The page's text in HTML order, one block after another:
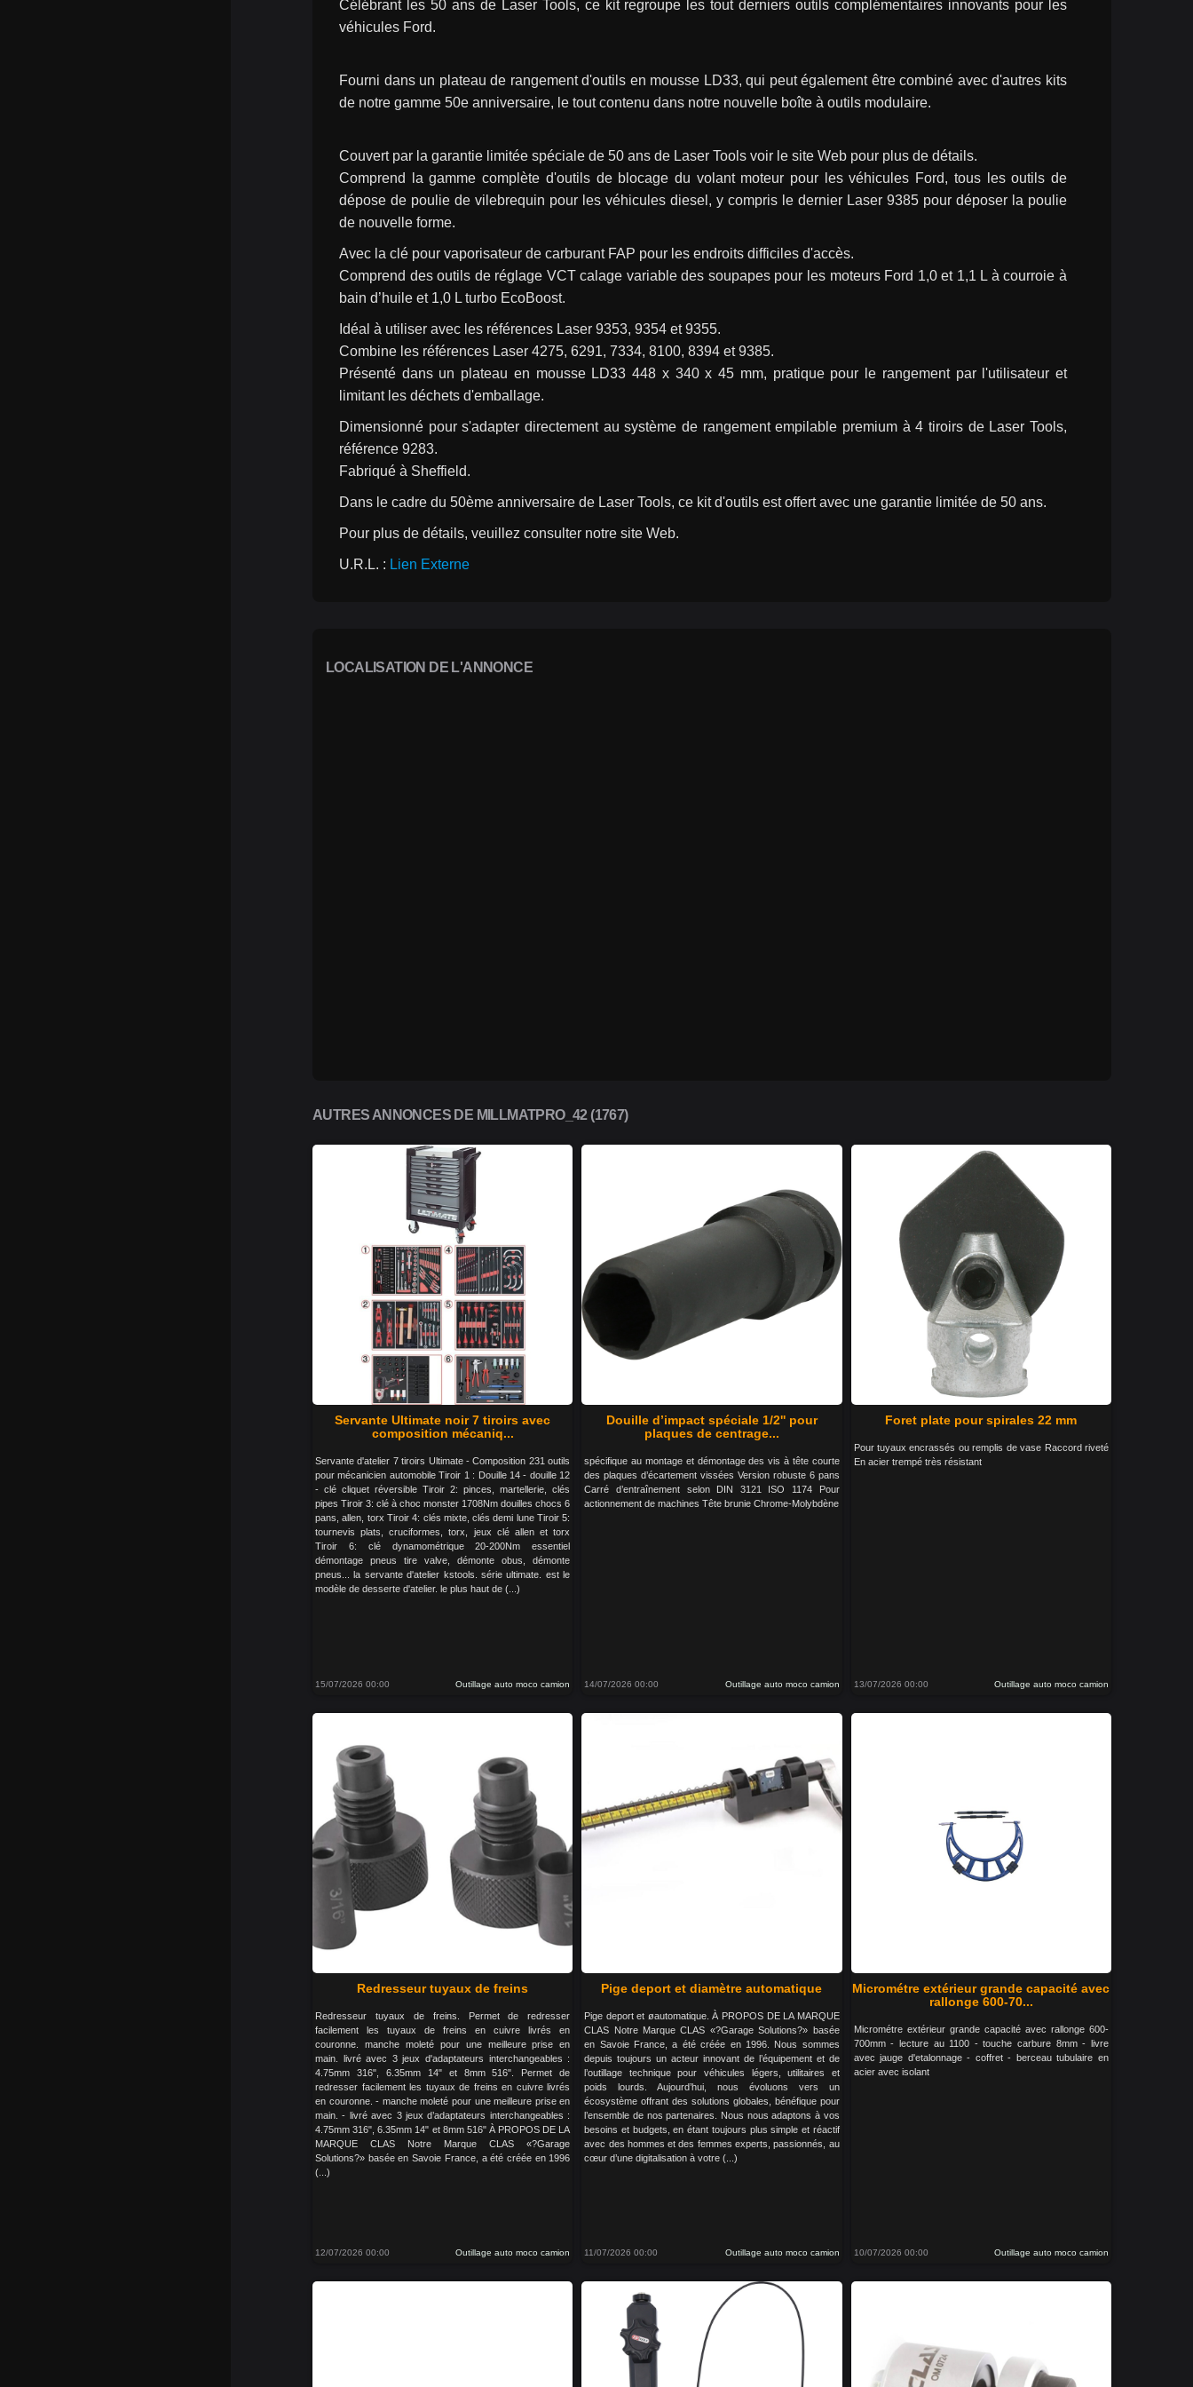
Célébrant les 50 ans de Laser Tools, ce kit regroupe les tout derniers outils complémentaires innovants pour les
véhicules Ford.
Fourni dans un plateau de rangement d'outils en mousse LD33, qui peut également être combiné avec d'autres kits
de notre gamme 50e anniversaire, le tout contenu dans notre nouvelle boîte à outils modulaire.
Couvert par la garantie limitée spéciale de 50 ans de Laser Tools voir le site Web pour plus de détails.
Comprend la gamme complète d'outils de blocage du volant moteur pour les véhicules Ford, tous les outils de
dépose de poulie de vilebrequin pour les véhicules diesel, y compris le dernier Laser 9385 pour déposer la poulie
de nouvelle forme.
Avec la clé pour vaporisateur de carburant FAP pour les endroits difficiles d'accès.
Comprend des outils de réglage VCT calage variable des soupapes pour les moteurs Ford 1,0 et 1,1 L à courroie à
bain d’huile et 1,0 L turbo EcoBoost.
Idéal à utiliser avec les références Laser 9353, 9354 et 9355.
Combine les références Laser 4275, 6291, 7334, 8100, 8394 et 9385.
Présenté dans un plateau en mousse LD33 448 x 340 x 45 mm, pratique pour le rangement par l'utilisateur et
limitant les déchets d'emballage.
Dimensionné pour s'adapter directement au système de rangement empilable premium à 4 tiroirs de Laser Tools,
référence 9283.
Fabriqué à Sheffield.
Dans le cadre du 50ème anniversaire de Laser Tools, ce kit d'outils est offert avec une garantie limitée de 50 ans.
Pour plus de détails, veuillez consulter notre site Web.
U.R.L. : Lien Externe
LOCALISATION DE L'ANNONCE
AUTRES ANNONCES DE MILLMATPRO_42 (1767)
Servante Ultimate noir 7 tiroirs avec
composition mécaniq...
Servante d'atelier 7 tiroirs Ultimate - Composition 231 outils
pour mécanicien automobile Tiroir 1 : Douille 14 - douille 12
- clé cliquet réversible Tiroir 2: pinces, martellerie, clés
pipes Tiroir 3: clé à choc monster 1708Nm douilles chocs 6
pans, allen, torx Tiroir 4: clés mixte, clés demi lune Tiroir 5:
tournevis plats, cruciformes, torx, jeux clé allen et torx
Tiroir 6: clé dynamométrique 20-200Nm essentiel
démontage pneus tire valve, démonte obus, démonte
pneus... la servante d'atelier kstools. série ultimate. est le
modèle de desserte d'atelier. le plus haut de (...)
15/07/2026 00:00 Outillage auto moco camion
Douille d’impact spéciale 1/2'' pour
plaques de centrage...
spécifique au montage et démontage des vis à tête courte
des plaques d’écartement vissées Version robuste 6 pans
Carré d’entraînement selon DIN 3121 ISO 1174 Pour
actionnement de machines Tête brunie Chrome-Molybdène
14/07/2026 00:00 Outillage auto moco camion
Foret plate pour spirales 22 mm
Pour tuyaux encrassés ou remplis de vase Raccord riveté
En acier trempé très résistant
13/07/2026 00:00 Outillage auto moco camion
Redresseur tuyaux de freins
Redresseur tuyaux de freins. Permet de redresser
facilement les tuyaux de freins en cuivre livrés en
couronne. manche moleté pour une meilleure prise en
main. livré avec 3 jeux d'adaptateurs interchangeables :
4.75mm 316", 6.35mm 14" et 8mm 516". Permet de
redresser facilement les tuyaux de freins en cuivre livrés
en couronne. - manche moleté pour une meilleure prise en
main. - livré avec 3 jeux d’adaptateurs interchangeables :
4.75mm 316", 6.35mm 14" et 8mm 516" À PROPOS DE LA
MARQUE CLAS Notre Marque CLAS «?Garage
Solutions?» basée en Savoie France, a été créée en 1996
(...)
12/07/2026 00:00 Outillage auto moco camion
Pige deport et diamètre automatique
Pige deport et øautomatique. À PROPOS DE LA MARQUE
CLAS Notre Marque CLAS «?Garage Solutions?» basée
en Savoie France, a été créée en 1996. Nous sommes
depuis toujours un acteur innovant de l’équipement et de
l’outillage technique pour véhicules légers, utilitaires et
poids lourds. Aujourd’hui, nous évoluons vers un
écosystème offrant des solutions globales, bénéfique pour
l’ensemble de nos partenaires. Nous nous adaptons à vos
besoins et budgets, en étant toujours plus simple et réactif
avec des hommes et des femmes experts, passionnés, au
cœur d’une digitalisation à votre (...)
11/07/2026 00:00 Outillage auto moco camion
Micrométre extérieur grande capacité avec
rallonge 600-70...
Micrométre extérieur grande capacité avec rallonge 600-
700mm - lecture au 1100 - touche carbure 8mm - livre
avec jauge d'etalonnage - coffret - berceau tubulaire en
acier avec isolant
10/07/2026 00:00 Outillage auto moco camion